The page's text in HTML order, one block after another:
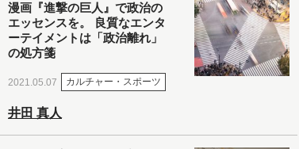
漫画『進撃の巨人』で政治の
エッセンスを。 良質なエンタ
ーテイメントは「政治離れ」
の処方箋
2021.05.07 カルチャー・スポーツ
井田 真人